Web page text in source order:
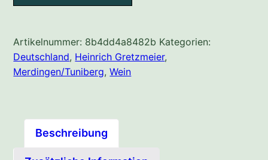
Menge
Artikelnummer: 8b4dd4a8482b Kategorien:
Deutschland, Heinrich Gretzmeier,
Merdingen/Tuniberg,Wein
Beschreibung